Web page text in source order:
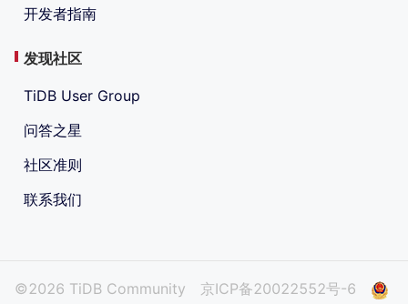
开发者指南
发现社区
TiDB User Group
问答之星
社区准则
联系我们
©2026 TiDB Community
京ICP备20022552号-6